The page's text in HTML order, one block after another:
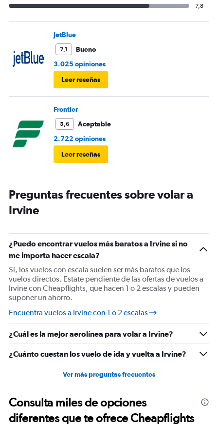
7,8
JetBlue
7,1
Bueno
3.025 opiniones
Leer reseñas
Frontier
5,6
Aceptable
2.722 opiniones
Leer reseñas
Preguntas frecuentes sobre volar a
Irvine
¿Puedo encontrar vuelos más baratos a Irvine si no
me importa hacer escala?
Sí, los vuelos con escala suelen ser más baratos que los
vuelos directos. Estate pendiente de las ofertas de vuelos a
Irvine con Cheapflights, que hacen 1 o 2 escalas y pueden
suponer un ahorro.
Encuentra vuelos a Irvine con 1 o 2 escalas
¿Cuál es la mejor aerolínea para volar a Irvine?
¿Cuánto cuestan los vuelo de ida y vuelta a Irvine?
Ver más preguntas frecuentes
Consulta miles de opciones
diferentes que te ofrece Cheapflights